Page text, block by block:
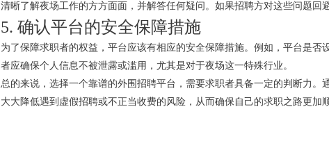
清晰了解夜场工作的方方面面，并解答任何疑问。如果招聘方对这些问题回
5. 确认平台的安全保障措施
为了保障求职者的权益，平台应该有相应的安全保障措施。例如，平台是
者应确保个人信息不被泄露或滥用，尤其是对于夜场这一特殊行业。
总的来说，选择一个靠谱的外围招聘平台，需要求职者具备一定的判断力
大大降低遇到虚假招聘或不正当收费的风险，从而确保自己的求职之路更加顺